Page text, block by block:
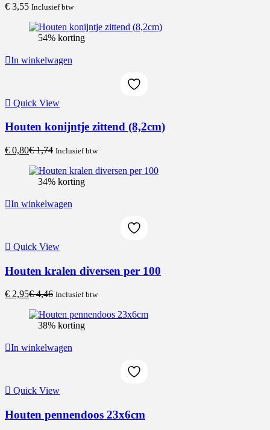
€ 3,55 Inclusief btw
54% korting
In winkelwagen
Quick View
Houten konijntje zittend (8,2cm)
€ 0,80Current
is:
€ 0,80.
€1,74 Original
was:
€ 1,74.
Inclusief btw
34% korting
In winkelwagen
Quick View
Houten kralen diversen per 100
€ 2,95Current
is:
€ 2,95.
€4,46 Original
was:
€ 4,46.
Inclusief btw
38% korting
In winkelwagen
Quick View
Houten pennendoos 23x6cm